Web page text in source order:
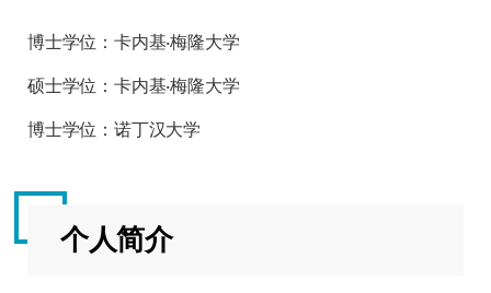
博士学位：卡内基·梅隆大学
硕士学位：卡内基·梅隆大学
博士学位：诺丁汉大学
个人简介